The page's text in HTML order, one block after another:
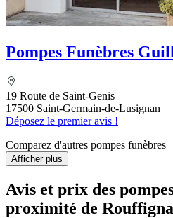
Pompes Funèbres
19 Route de Saint-Genis
17500 Saint-Germain-de-Lusignan
Déposez le premier avis !
Comparez d'autres pompes funèbres
Afficher plus
Avis et prix des
proximité de